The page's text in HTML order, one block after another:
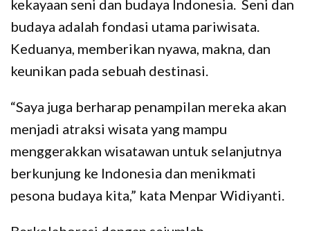
kekayaan seni dan budaya Indonesia. Seni dan
budaya adalah fondasi utama pariwisata.
Keduanya, memberikan nyawa, makna, dan
keunikan pada sebuah destinasi.
“Saya juga berharap penampilan mereka akan
menjadi atraksi wisata yang mampu
menggerakkan wisatawan untuk selanjutnya
berkunjung ke Indonesia dan menikmati
pesona budaya kita,” kata Menpar Widiyanti.